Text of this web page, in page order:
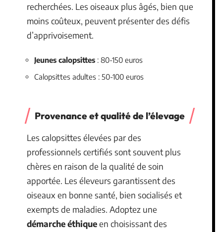
recherchées. Les oiseaux plus âgés, bien que
moins coûteux, peuvent présenter des défis
d’apprivoisement.
Jeunes calopsittes : 80-150 euros
Calopsittes adultes : 50-100 euros
Provenance et qualité de l’élevage
Les calopsittes élevées par des
professionnels certifiés sont souvent plus
chères en raison de la qualité de soin
apportée. Les éleveurs garantissent des
oiseaux en bonne santé, bien socialisés et
exempts de maladies. Adoptez une
démarche éthiqueen choisissant des